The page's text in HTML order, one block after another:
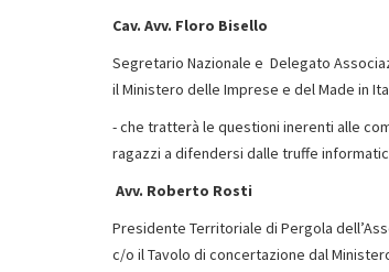
Cav. Avv. Floro
Segretario Nazionale e Delegato
il Ministero delle Imprese e del Made in
- che tratterà le questioni inerenti alle
ragazzi a difendersi dalle truffe
Avv. Roberto Rosti
Presidente Territoriale di Pergola
c/o il Tavolo di concertazione dal